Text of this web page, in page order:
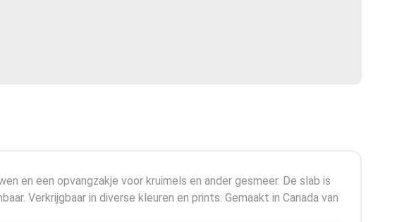
en een opvangzakje voor kruimels en ander gesmeer. De slab is
Verkrijgbaar in diverse kleuren en prints. Gemaakt in Canada van